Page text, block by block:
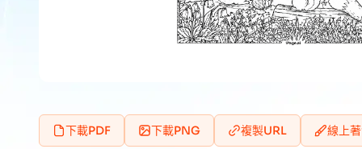
下載PDF 下載PNG 複製URL 線上